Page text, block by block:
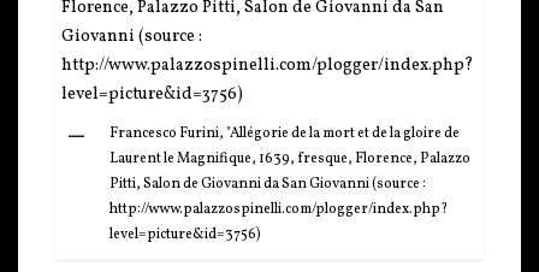
Francesco Furini, "Allégorie de la mort et de la gloire de
Laurent le Magnifique, 1639, fresque, Florence, Palazzo
Pitti, Salon de Giovanni da San Giovanni (source :
http://www.palazzospinelli.com/plogger/index.php?
level=picture&id=3756)